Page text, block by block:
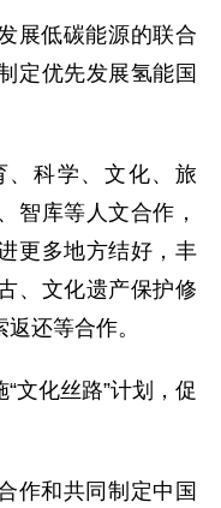
展低碳能源的联合
定优先发展氢能国
科学、文化、旅
智库等人文合作，
更多地方结好，丰
、文化遗产保护修
还等合作。
文化丝路”计划，促
作和共同制定中国